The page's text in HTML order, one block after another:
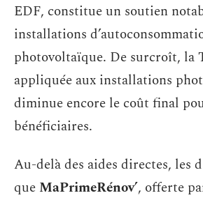
EDF, constitue un soutien
installations
photovoltaïque. De surcroît, la
appliquée aux installations
diminue encore le coût final
bénéficiaires.
Au-delà des aides directes, les
que MaPrimeRénov’, offerte